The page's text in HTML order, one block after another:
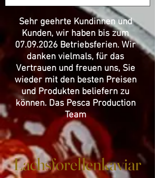
Sehr geehrte Kundinnen und
Kunden, wir haben bis zum
07.09.2026 Betriebsferien. Wir
danken vielmals, für das
Vertrauen und freuen uns, Sie
wieder mit den besten Preisen
und Produkten beliefern zu
können. Das Pesca Production
Team
Lachsforellenkaviar